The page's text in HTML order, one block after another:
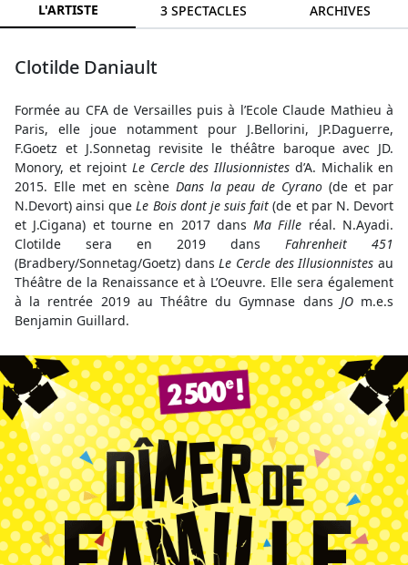
L'ARTISTE 3 SPECTACLES ARCHIVES
Clotilde Daniault
Formée au CFA de Versailles puis à l’Ecole Claude Mathieu à
Paris, elle joue notamment pour J.Bellorini, JP.Daguerre,
F.Goetz et J.Sonnetag revisite le théâtre baroque avec JD.
Monory, et rejoint Le Cercle des Illusionnistes d’A. Michalik en
2015. Elle met en scène Dans la peau de Cyrano(de et par
N.Devort) ainsi queLe Bois dont je suis fait(de et par N. Devort
et J.Cigana) et tourne en 2017 dansMa Fille réal. N.Ayadi.
Clotilde sera en 2019 dans Fahrenheit 451
(Bradbery/Sonnetag/Goetz) dansLe Cercle des Illusionnistes au
Théâtre de la Renaissance et à L’Oeuvre. Elle sera également
à la rentrée 2019 au Théâtre du Gymnase dans JOm.e.s
Benjamin Guillard.